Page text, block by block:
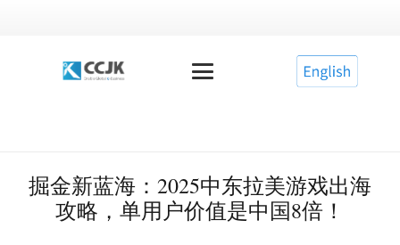
掘金新蓝海：2025中东拉美游戏出海
攻略，单用户价值是中国8倍！